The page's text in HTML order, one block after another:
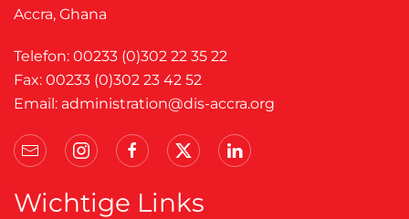
Accra, Ghana
Telefon: 00233 (0)302 22 35 22
Fax: 00233 (0)302 23 42 52
Email: administration@dis-accra.org
Wichtige Links